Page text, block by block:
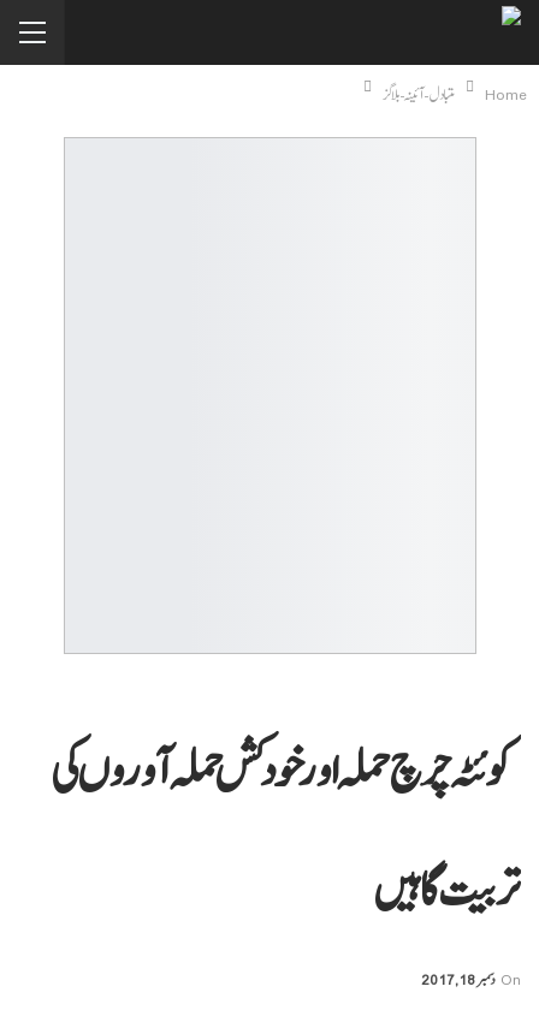
Home متبادل-آئینہ-بلاگز
کوئٹہ چرچ حملہ اور خودکش حملہ آوروں کی
تربیت گاہیں
On دسمبر 18, 2017